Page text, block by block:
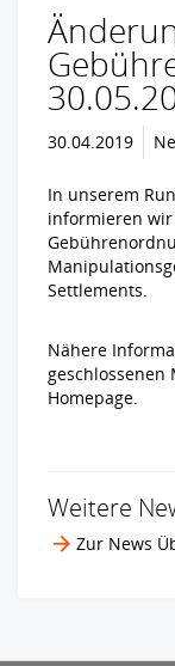
30.04.2019
In unserem
informieren
Settlements.
Nähere
Homepage.
Weitere
Zur News